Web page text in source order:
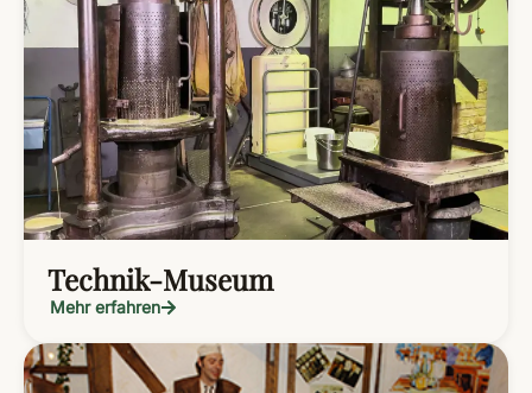
Technik-Museum
Mehr erfahren